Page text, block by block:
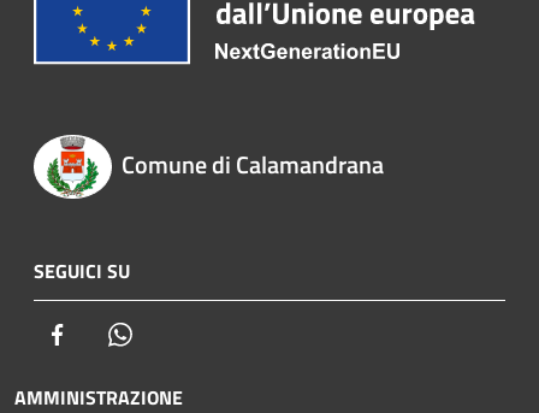
Comune di Calamandrana
SEGUICI SU
Facebook
AMMINISTRAZIONE